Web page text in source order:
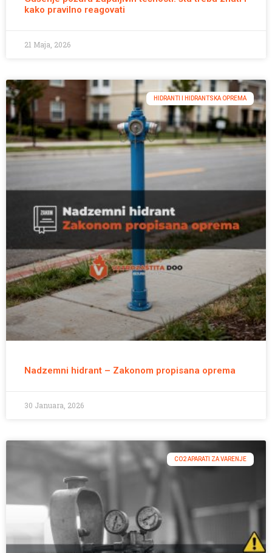
kako pravilno reagovati
21 Maja, 2026
HIDRANTI I HIDRANTSKA OPREMA
Nadzemni hidrant – Zakonom propisana oprema
30 Januara, 2026
CO2 APARATI ZA VARENJE